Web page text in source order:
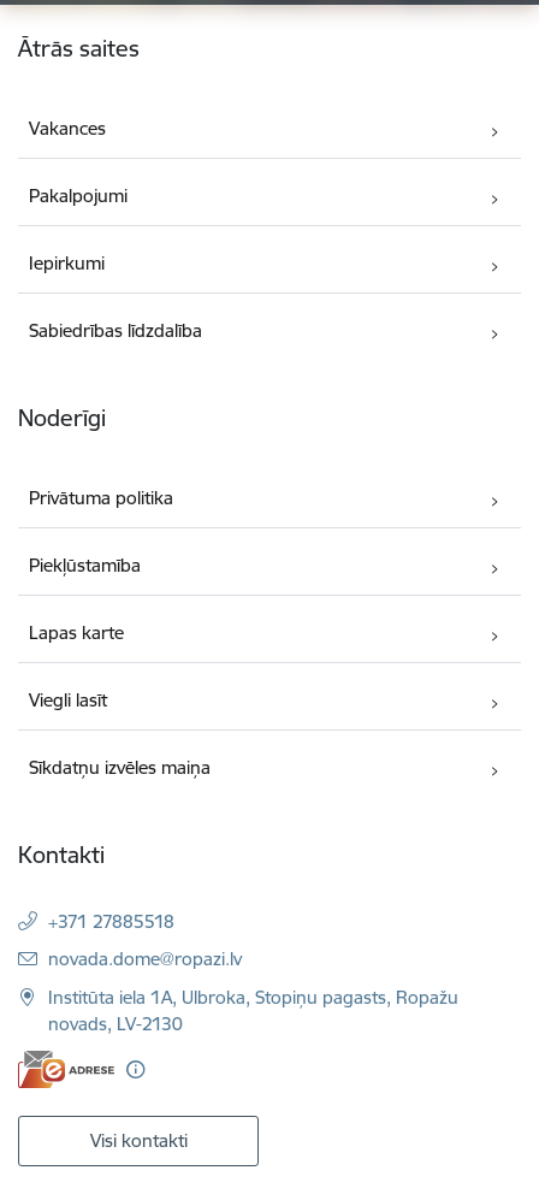
Kājene
Ātrās saites
Vakances
Pakalpojumi
Iepirkumi
Sabiedrības līdzdalība
Noderīgi
Privātuma politika
Piekļūstamība
Lapas karte
Viegli lasīt
Sīkdatņu izvēles maiņa
Kontakti
+371 27885518
E-pasts:
novada.dome@ropazi.lv
Institūta iela 1A, Ulbroka, Stopiņu pagasts, Ropažu
novads, LV-2130
Visi kontakti